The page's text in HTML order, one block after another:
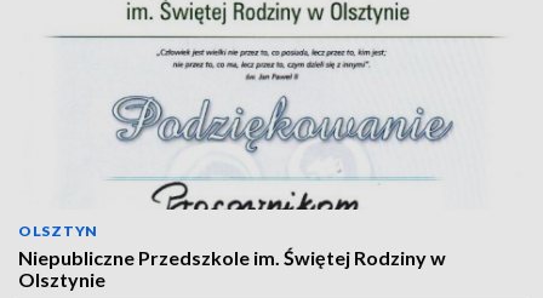
OLSZTYN
Niepubliczne Przedszkole im. Świętej Rodziny w
Olsztynie